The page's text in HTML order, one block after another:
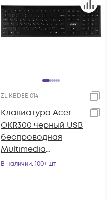
ZL.KBDEE.014
Клавиатура Acer
OKR300 черный USB
беспроводная
Multimedia
(ZL.KBDEE.014)
В наличии: 100+ шт